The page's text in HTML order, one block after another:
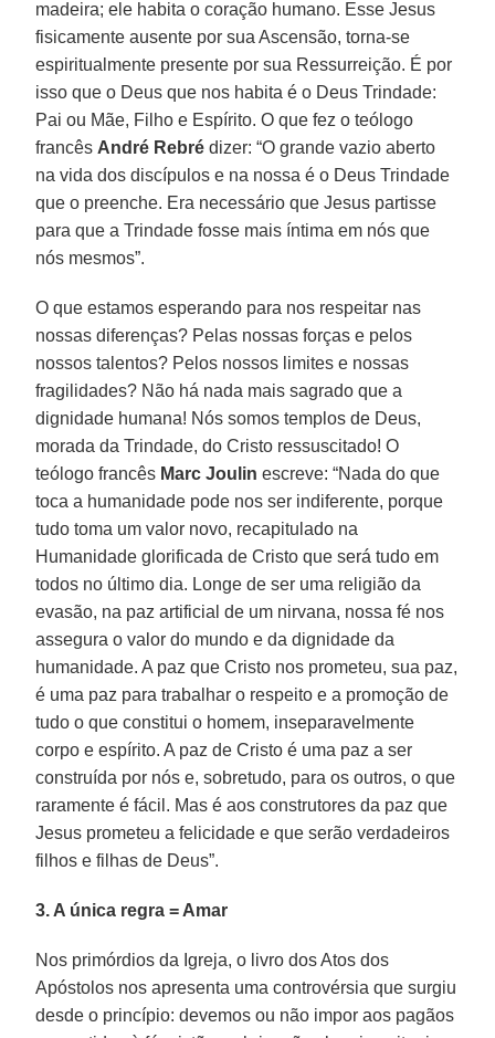
madeira; ele habita o coração humano. Esse Jesus
fisicamente ausente por sua Ascensão, torna-se
espiritualmente presente por sua Ressurreição. É por
isso que o Deus que nos habita é o Deus Trindade:
Pai ou Mãe, Filho e Espírito. O que fez o teólogo
francês André Rebré dizer: “O grande vazio aberto
na vida dos discípulos e na nossa é o Deus Trindade
que o preenche. Era necessário que Jesus partisse
para que a Trindade fosse mais íntima em nós que
nós mesmos”.
O que estamos esperando para nos respeitar nas
nossas diferenças? Pelas nossas forças e pelos
nossos talentos? Pelos nossos limites e nossas
fragilidades? Não há nada mais sagrado que a
dignidade humana! Nós somos templos de Deus,
morada da Trindade, do Cristo ressuscitado! O
teólogo francês Marc Joulin escreve: “Nada do que
toca a humanidade pode nos ser indiferente, porque
tudo toma um valor novo, recapitulado na
Humanidade glorificada de Cristo que será tudo em
todos no último dia. Longe de ser uma religião da
evasão, na paz artificial de um nirvana, nossa fé nos
assegura o valor do mundo e da dignidade da
humanidade. A paz que Cristo nos prometeu, sua paz,
é uma paz para trabalhar o respeito e a promoção de
tudo o que constitui o homem, inseparavelmente
corpo e espírito. A paz de Cristo é uma paz a ser
construída por nós e, sobretudo, para os outros, o que
raramente é fácil. Mas é aos construtores da paz que
Jesus prometeu a felicidade e que serão verdadeiros
filhos e filhas de Deus”.
3. A única regra = Amar
Nos primórdios da Igreja, o livro dos Atos dos
Apóstolos nos apresenta uma controvérsia que surgiu
desde o princípio: devemos ou não impor aos pagãos